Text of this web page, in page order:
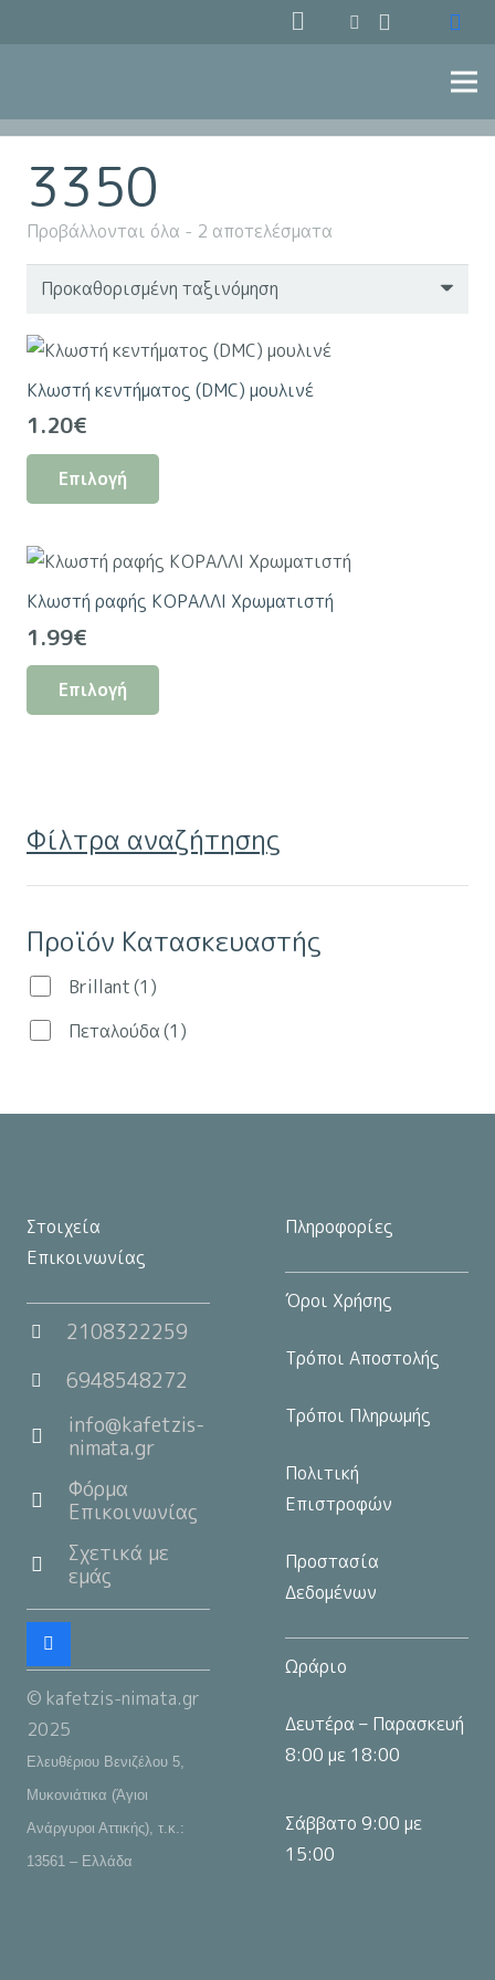
3350
Προβάλλονται όλα - 2 αποτελέσματα
Κλωστή κεντήματος (DMC) μουλινέ
1.20€
Επιλογή
παραλλαγές.
σελίδα
του
προϊόντος
Κλωστή ραφής ΚΟΡΑΛΛΙ Χρωματιστή
1.99€
Επιλογή
Οι
επιλογές
να
σελίδα
Φίλτρα αναζήτησης
Προϊόν Κατασκευαστής
Brillant(1)
Πεταλούδα(1)
Στοιχεία
Επικοινωνίας
2108322259
6948548272
info@kafetzis-
nimata.gr
Φόρμα
Επικοινωνίας
Σχετικά με
εμάς
© kafetzis-nimata.gr
2025
Ελευθέριου Βενιζέλου 5,
Μυκονιάτικα (Άγιοι
Ανάργυροι Αττικής), τ.κ.:
13561 – Ελλάδα
Πληροφορίες
Όροι Χρήσης
Τρόποι Αποστολής
Τρόποι Πληρωμής
Πολιτική
Επιστροφών
Προστασία
Δεδομένων
Ωράριο
Δευτέρα – Παρασκευή
8:00 με 18:00
Σάββατο 9:00 με
15:00